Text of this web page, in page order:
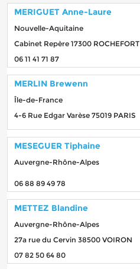
MERIGUET Anne-Laure
Nouvelle-Aquitaine
Cabinet Repère 17300 ROCHEFORT
06 11 41 71 87
MERLIN Brewenn
Île-de-France
4-6 Rue Edgar Varèse 75019 PARIS
MESEGUER Tiphaine
Auvergne-Rhône-Alpes
06 88 89 49 78
METTEZ Blandine
Auvergne-Rhône-Alpes
27a rue du Cervin 38500 VOIRON
07 82 50 64 80